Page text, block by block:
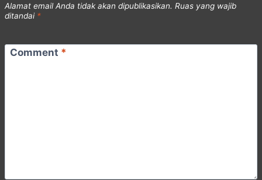
Alamat email Anda tidak akan dipublikasikan. Ruas yang wajib
ditandai *
Comment *